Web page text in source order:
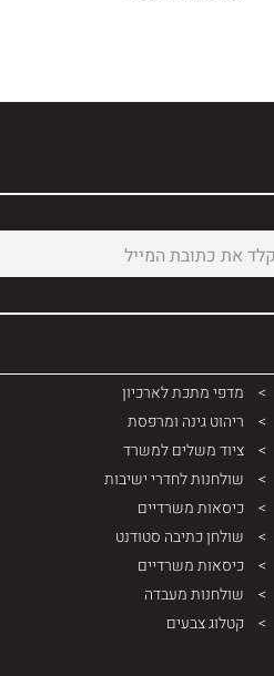
מדפי מתכת לארכיון
ריהוט גינה ומרפסת
ציוד משלים למשרד
שולחנות לחדרי ישיבות
כיסאות משרדיים
שולחן כתיבה סטודנט
כיסאות משרדיים
שולחנות מעבדה
קטלוג צבעים